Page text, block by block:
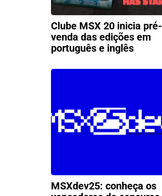
Clube MSX 20 inicia pré-
venda das edições em
português e inglês
MSXdev25: conheça os